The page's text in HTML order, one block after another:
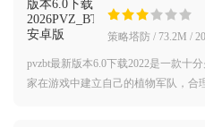
策略塔防 / 73.2M /
pvzbt最新版本6.0下载2022是一款十
家在游戏中建立自己的植物军队，合